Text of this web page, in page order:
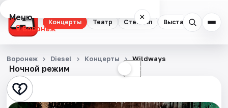
Концерты Театр Стендап Выставки
Меню ×
Воронеж
Концерты
Театр
Стендап
Ночной режим ☾
Воронеж Diesel Концерты Wildways